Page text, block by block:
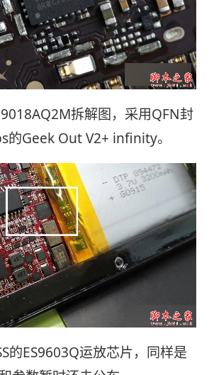
拆解图，采用QFN封
的Geek Out V2+ infinity。
的ES9603Q运放芯片，同样是